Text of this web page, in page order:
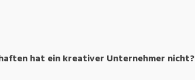
hat ein kreativer Unternehmer nicht?